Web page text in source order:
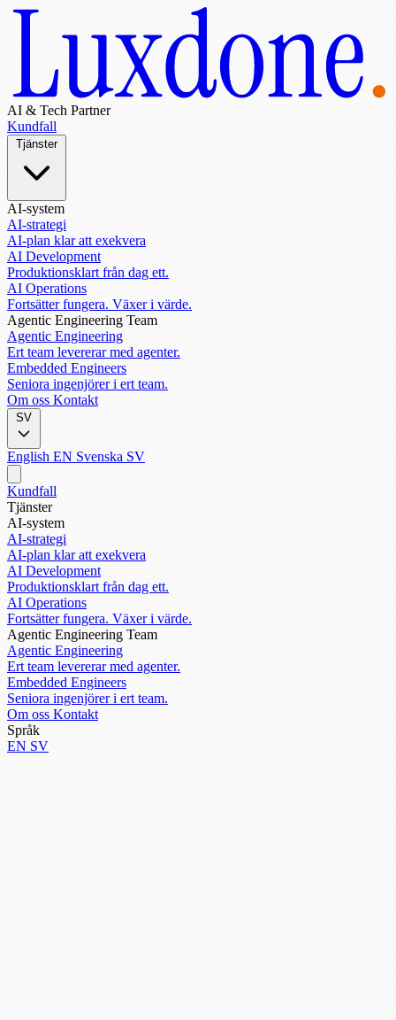
AI & Tech Partner
Kundfall
Tjänster
AI-system
AI-strategi
AI-plan klar att exekvera
AI Development
Produktionsklart från dag ett.
AI Operations
Fortsätter fungera. Växer i värde.
Agentic Engineering Team
Agentic Engineering
Ert team levererar med agenter.
Embedded Engineers
Seniora ingenjörer i ert team.
Om oss Kontakt
SV
English EN Svenska SV
Kundfall
Tjänster
AI-system
AI-strategi
AI-plan klar att exekvera
AI Development
Produktionsklart från dag ett.
AI Operations
Fortsätter fungera. Växer i värde.
Agentic Engineering Team
Agentic Engineering
Ert team levererar med agenter.
Embedded Engineers
Seniora ingenjörer i ert team.
Om oss Kontakt
Språk
EN SV